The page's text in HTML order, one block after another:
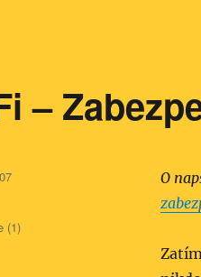
–
O
(1)